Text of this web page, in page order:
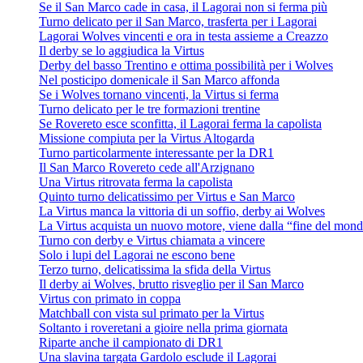
Se il San Marco cade in casa, il Lagorai non si ferma più
Turno delicato per il San Marco, trasferta per i Lagorai
Lagorai Wolves vincenti e ora in testa assieme a Creazzo
Il derby se lo aggiudica la Virtus
Derby del basso Trentino e ottima possibilità per i Wolves
Nel posticipo domenicale il San Marco affonda
Se i Wolves tornano vincenti, la Virtus si ferma
Turno delicato per le tre formazioni trentine
Se Rovereto esce sconfitta, il Lagorai ferma la capolista
Missione compiuta per la Virtus Altogarda
Turno particolarmente interessante per la DR1
Il San Marco Rovereto cede all'Arzignano
Una Virtus ritrovata ferma la capolista
Quinto turno delicatissimo per Virtus e San Marco
La Virtus manca la vittoria di un soffio, derby ai Wolves
La Virtus acquista un nuovo motore, viene dalla “fine del
Turno con derby e Virtus chiamata a vincere
Solo i lupi del Lagorai ne escono bene
Terzo turno, delicatissima la sfida della Virtus
Il derby ai Wolves, brutto risveglio per il San Marco
Virtus con primato in coppa
Matchball con vista sul primato per la Virtus
Soltanto i roveretani a gioire nella prima giornata
Riparte anche il campionato di DR1
Una slavina targata Gardolo esclude il Lagorai